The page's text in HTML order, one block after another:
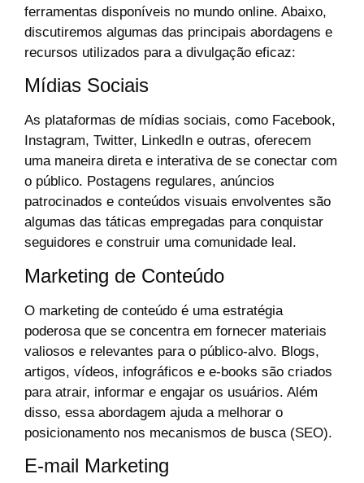
ferramentas disponíveis no mundo online. Abaixo,
discutiremos algumas das principais abordagens e
recursos utilizados para a divulgação eficaz:
Mídias Sociais
As plataformas de mídias sociais, como Facebook,
Instagram, Twitter, LinkedIn e outras, oferecem
uma maneira direta e interativa de se conectar com
o público. Postagens regulares, anúncios
patrocinados e conteúdos visuais envolventes são
algumas das táticas empregadas para conquistar
seguidores e construir uma comunidade leal.
Marketing de Conteúdo
O marketing de conteúdo é uma estratégia
poderosa que se concentra em fornecer materiais
valiosos e relevantes para o público-alvo. Blogs,
artigos, vídeos, infográficos e e-books são criados
para atrair, informar e engajar os usuários. Além
disso, essa abordagem ajuda a melhorar o
posicionamento nos mecanismos de busca (SEO).
E-mail Marketing